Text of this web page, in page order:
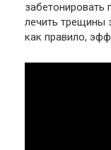
лечить трещины
как правило,